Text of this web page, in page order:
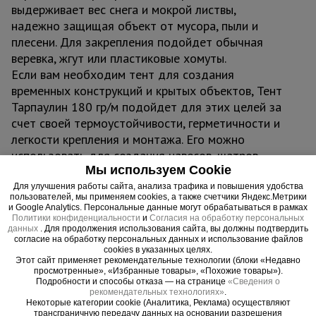
выдерживает вес снега и мокрой листвы,
надежно защищая объект от мусора, пыли и
плесени. Для закрепления подойдет обычная
веревка, жгут или пластиковые хомуты.
Если вам необходим тент для создания
временных конструкций и крытых объектов, Тент
Тарпаулин 180 гр/м подойдет для этих целей за
счет своей термоустойчивости, герметичности и
легкости крепления и монтажа. Его можно
использовать для создания навесов, шатров,
торговых павильонов, зон отдыха, беседок,
складов и ангаров.
Важно:
Тент можно эксплуатировать при температурах -
45°С до + 70°С
Не деформируется, водонепроницаем,
герметичен, легко монтируется
Мы используем Cookie
Для улучшения работы сайта, анализа трафика и повышения удобства
пользователей, мы применяем cookies, а также счетчики Яндекс.Метрики
и Google Analytics. Персональные данные могут обрабатываться в рамках
Политики конфиденциальности и Согласия на обработку персональных
данных
. Для продолжения использования сайта, вы должны подтвердить
согласие на обработку персональных данных и использование файлов
cookies в указанных целях.
Этот сайт применяет рекомендательные технологии (блоки «Недавно
просмотренные», «Избранные товары», «Похожие товары»).
Подробности и способы отказа — на странице «Сведения о
рекомендательных технологиях»
Некоторые категории cookie (Аналитика, Реклама) осуществляют
трансграничную передачу данных на основании разрешения